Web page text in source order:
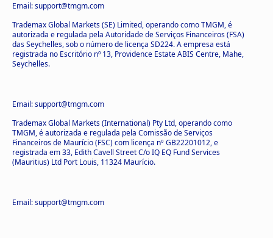
Email: support@tmgm.com
Trademax Global Markets (SE) Limited, operando como TMGM, é
autorizada e regulada pela Autoridade de Serviços Financeiros (FSA)
das Seychelles, sob o número de licença SD224. A empresa está
registrada no Escritório nº 13, Providence Estate ABIS Centre, Mahe,
Seychelles.
Email: support@tmgm.com
Trademax Global Markets (International) Pty Ltd, operando como
TMGM, é autorizada e regulada pela Comissão de Serviços
Financeiros de Maurício (FSC) com licença nº GB22201012, e
registrada em 33, Edith Cavell Street C/o IQ EQ Fund Services
(Mauritius) Ltd Port Louis, 11324 Maurício.
Email: support@tmgm.com